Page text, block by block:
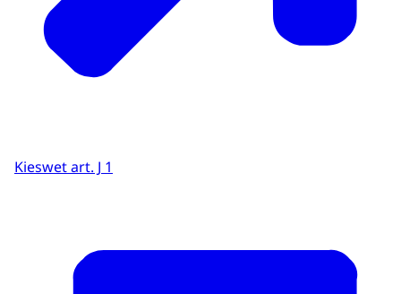
Kieswet art. J 1